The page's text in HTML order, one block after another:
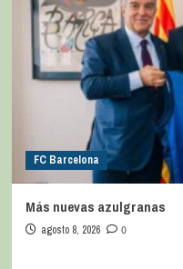
FC Barcelona
Más nuevas azulgranas
agosto 8, 2026 0